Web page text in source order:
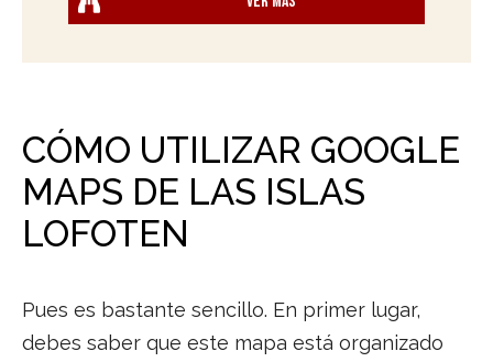
CÓMO UTILIZAR GOOGLE
MAPS DE LAS ISLAS
LOFOTEN
Pues es bastante sencillo. En primer lugar,
debes saber que este mapa está organizado